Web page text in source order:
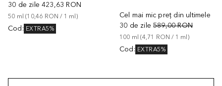
30 de zile 423,63 RON
50 ml (10,46 RON / 1 ml )
Cod : EXTRA5%
Cel mai mic preț din ultimele
30 de zile 589,00 RON
100 ml (4,71 RON / 1 ml )
Cod : EXTRA5%